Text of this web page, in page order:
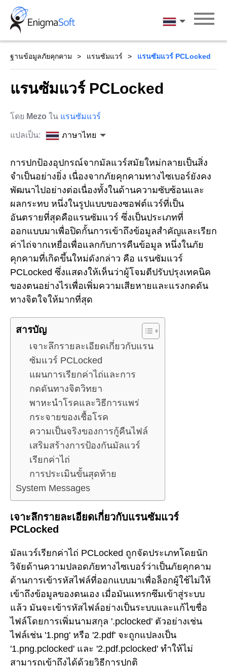
Skip
content
ภาษาไทย
ฐานข้อมูลภัยคุกคาม แรนซัมแวร์ แรนซัมแวร์ PCLocked
แรนซัมแวร์ PCLocked
โดย Mezo ใน แรนซัมแวร์
แปลเป็น: ภาษาไทย
การปกป้องอุปกรณ์จากมัลแวร์สมัยใหม่กลายเป็นสิ่ง
จำเป็นอย่างยิ่ง เนื่องจากภัยคุกคามทางไซเบอร์ยังคง
พัฒนาไปอย่างต่อเนื่องทั้งในด้านความซับซ้อนและ
ผลกระทบ หนึ่งในรูปแบบของซอฟต์แวร์ที่เป็น
อันตรายที่สุดคือแรนซัมแวร์ ซึ่งเป็นประเภทที่
ออกแบบมาเพื่อปิดกั้นการเข้าถึงข้อมูลสำคัญและเรียก
ค่าไถ่จากเหยื่อเพื่อแลกกับการคืนข้อมูล หนึ่งในภัย
คุกคามที่เกิดขึ้นใหม่ดังกล่าว คือ แรนซัมแวร์
PCLocked ซึ่งแสดงให้เห็นว่าผู้โจมตีปรับปรุงเทคนิค
ของตนอย่างไรเพื่อเพิ่มความเสียหายและแรงกดดัน
ทางจิตใจให้มากที่สุด
สารบัญ
เจาะลึกรายละเอียดเกี่ยวกับแรน
ซัมแวร์ PCLocked
แผนการเรียกค่าไถ่และการ
กดดันทางจิตวิทยา
พาหะนำโรคและวิธีการแพร่
กระจายของเชื้อโรค
ความเป็นจริงของการกู้คืนไฟล์
เสริมสร้างการป้องกันมัลแวร์
เรียกค่าไถ่
การประเมินขั้นสุดท้าย
System Messages
เจาะลึกรายละเอียดเกี่ยวกับแรนซัมแวร์
PCLocked
มัลแวร์เรียกค่าไถ่ PCLocked ถูกจัดประเภทโดยนัก
วิจัยด้านความปลอดภัยทางไซเบอร์ว่าเป็นภัยคุกคาม
ด้านการเข้ารหัสไฟล์ที่ออกแบบมาเพื่อล็อกผู้ใช้ไม่ให้
เข้าถึงข้อมูลของตนเอง เมื่อมันแทรกซึมเข้าสู่ระบบ
แล้ว มันจะเข้ารหัสไฟล์อย่างเป็นระบบและแก้ไขชื่อ
ไฟล์โดยการเพิ่มนามสกุล '.pclocked' ตัวอย่างเช่น
ไฟล์เช่น '1.png' หรือ '2.pdf' จะถูกแปลงเป็น
'1.png.pclocked' และ '2.pdf.pclocked' ทำให้ไม่
สามารถเข้าถึงได้ด้วยวิธีการปกติ